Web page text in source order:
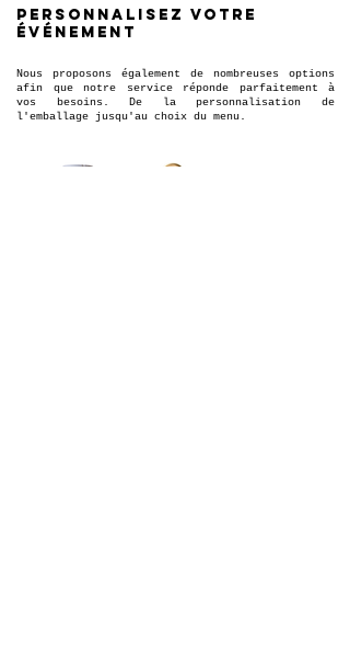
Personnalisez votre
événement
Nous proposons également de nombreuses options
afin que notre service réponde parfaitement à
vos besoins. De la personnalisation de
l'emballage jusqu'au choix du menu.